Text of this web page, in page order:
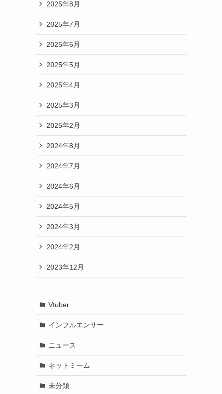
2025年8月
2025年7月
2025年6月
2025年5月
2025年4月
2025年3月
2025年2月
2024年8月
2024年7月
2024年6月
2024年5月
2024年3月
2024年2月
2023年12月
Vtuber
インフルエンサー
ニュース
ネットミーム
未分類